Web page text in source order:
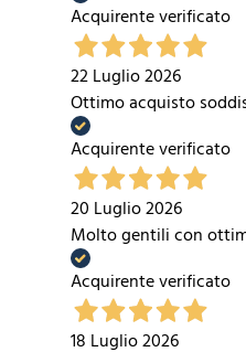
Acquirente verificato
22 Luglio 2026
Ottimo acquisto
Acquirente verificato
20 Luglio 2026
Molto gentili con
Acquirente verificato
18 Luglio 2026